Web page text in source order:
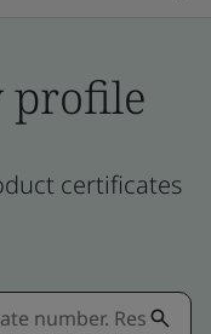
profile
certificates